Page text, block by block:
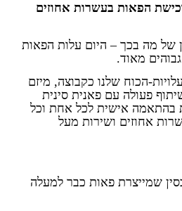
הפאות בעשרות אחוזים
של מה בכך – היום עלות הפאות
מאוד.
הכוח שלנו כקבוצה, מיזם
פעולה עם פאנית סינית
בהתאמה אישית לכל אחת וכל
אחוזים ושירות מעל
שמייצרת פאות כבר למעלה